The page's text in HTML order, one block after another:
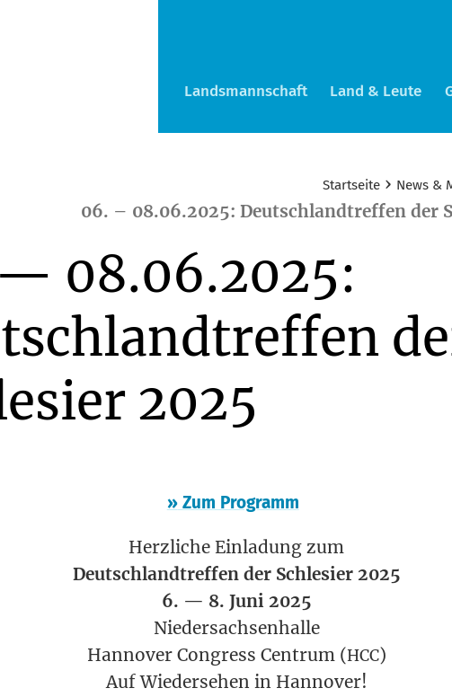
Landsmannschaft Land & Leute
Startseite › News &
06. – 08.06.2025: Deutschlandtreffen der
08.06.2025:
2025
»Zum Programm
Herz­li­che Ein­la­dung zum
Deutsch­land­tref­fen der Schle­si­er 2025
6. — 8. Juni 2025
Nie­der­sach­sen­hal­le
Han­no­ver Con­gress Cen­trum (HCC)
Auf Wie­der­se­hen in Han­no­ver!